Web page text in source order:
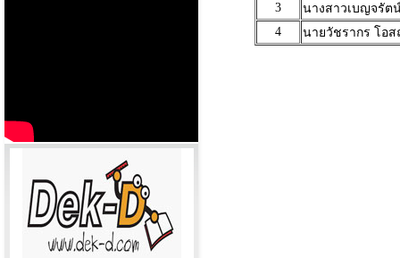
3
นางสาวเบญจรัต
4
นายวัชรากร โอ